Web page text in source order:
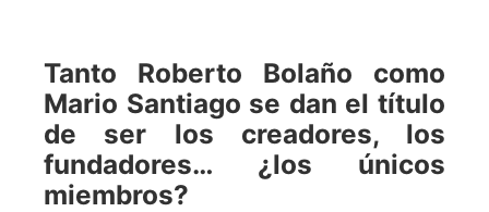
Tanto Roberto Bolaño como
Mario Santiago se dan el título
de ser los creadores, los
fundadores… ¿los únicos
miembros?